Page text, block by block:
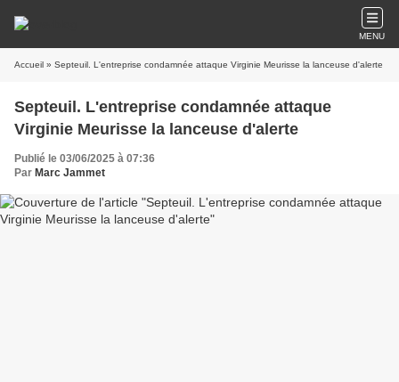
MENU
Accueil » Septeuil. L'entreprise condamnée attaque Virginie Meurisse la lanceuse d'alerte
Septeuil. L'entreprise condamnée attaque
Virginie Meurisse la lanceuse d'alerte
Publié le 03/06/2025 à 07:36
Par Marc Jammet